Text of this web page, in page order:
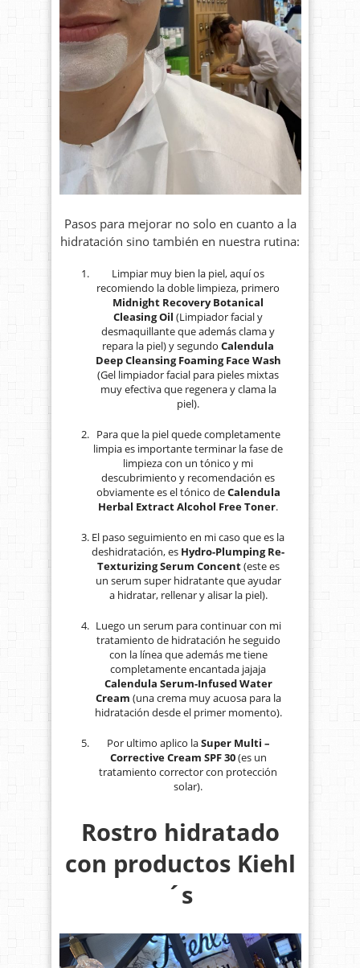
Pasos para mejorar no solo en cuanto a la
hidratación sino también en nuestra rutina:
Limpiar muy bien la piel, aquí os
recomiendo la doble limpieza, primero
Midnight Recovery Botanical
Cleasing Oil (Limpiador facial y
desmaquillante que además clama y
repara la piel) y segundoCalendula
Deep Cleansing Foaming Face Wash
(Gel limpiador facial para pieles mixtas
muy efectiva que regenera y clama la
piel).
Para que la piel quede completamente
limpia es importante terminar la fase de
limpieza con un tónico y mi
descubrimiento y recomendación es
obviamente es el tónico deCalendula
Herbal Extract Alcohol Free Toner.
El paso seguimiento en mi caso que es la
deshidratación, es Hydro-Plumping Re-
Texturizing Serum Concent(este es
un serum super hidratante que ayudar
a hidratar, rellenar y alisar la piel).
Luego un serum para continuar con mi
tratamiento de hidratación he seguido
con la línea que además me tiene
completamente encantada jajaja
Calendula Serum-Infused Water
Cream (una crema muy acuosa para la
hidratación desde el primer momento).
Por ultimo aplico laSuper Multi –
Corrective Cream SPF 30(es un
tratamiento corrector con protección
solar).
Rostro hidratado
con productos Kiehl
´s